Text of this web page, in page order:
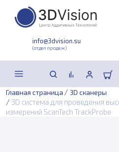
info@3dvision.su
(отдел продаж)
Главная страница / 3D сканеры
/ 3D система для проведения
измерений ScanTech TrackProbe